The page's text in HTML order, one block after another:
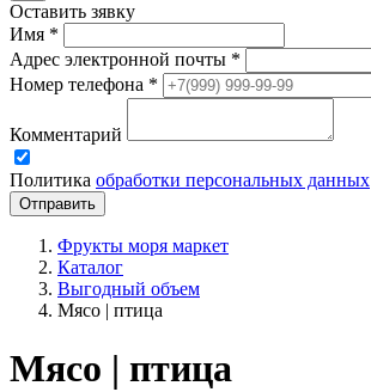
Оставить зявку
Имя *
Адрес электронной почты *
Номер телефона *
Комментарий
Политика обработки персональных данных
Фрукты моря маркет
Каталог
Выгодный объем
Мясо | птица
Мясо | птица